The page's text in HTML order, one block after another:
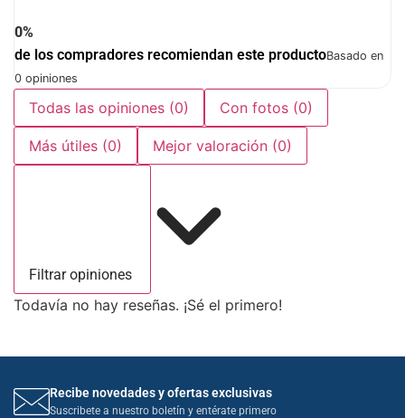
0%
de los compradores recomiendan este productoBasado en
0 opiniones
Todas las opiniones (0) Con fotos (0)
Más útiles (0) Mejor valoración (0)
Filtrar opiniones
Todavía no hay reseñas. ¡Sé el primero!
Recibe novedades y ofertas exclusivas
Suscribete a nuestro boletín y entérate primero